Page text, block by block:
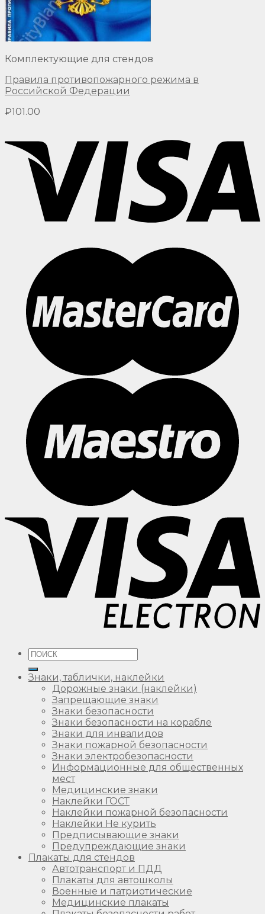
Комплектующие для стендов
Правила противопожарного режима в
Российской Федерации
₽101.00
Искать:
Знаки, таблички, наклейки
Дорожные знаки (наклейки)
Запрещающие знаки
Знаки безопасности
Знаки безопасности на корабле
Знаки для инвалидов
Знаки пожарной безопасности
Знаки электробезопасности
Информационные для общественных
мест
Медицинские знаки
Наклейки ГОСТ
Наклейки пожарной безопасности
Наклейки Не курить
Предписывающие знаки
Предупреждающие знаки
Плакаты для стендов
Автотранспорт и ПДД
Плакаты для автошколы
Военные и патриотические
Медицинские плакаты